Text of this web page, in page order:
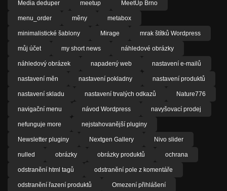
Media deduper meetup MeetUp Brno
menu_order měny metabox
minimalistické šablony Mirage mrak štítků Wordpress
můj účet my short news náhledové obrázky
náhledový obrázek napadený web nastavení e-mailů
nastavení měn nastavení pokladny nastavení produktů
nastavení skladu nastavení trvalých odkazů Nature776
navigační menu návod Wordpress navyšovací prodej
nefunguje more nejstahovanější pluginy
Newsletter pluginy Nextgen Gallery Nivo slider
nulled obrázky obrázky produktů ochrana
odstranění html tagů odstranění pole z komentáře
odstranění řazení produktů Omezení přihlášení